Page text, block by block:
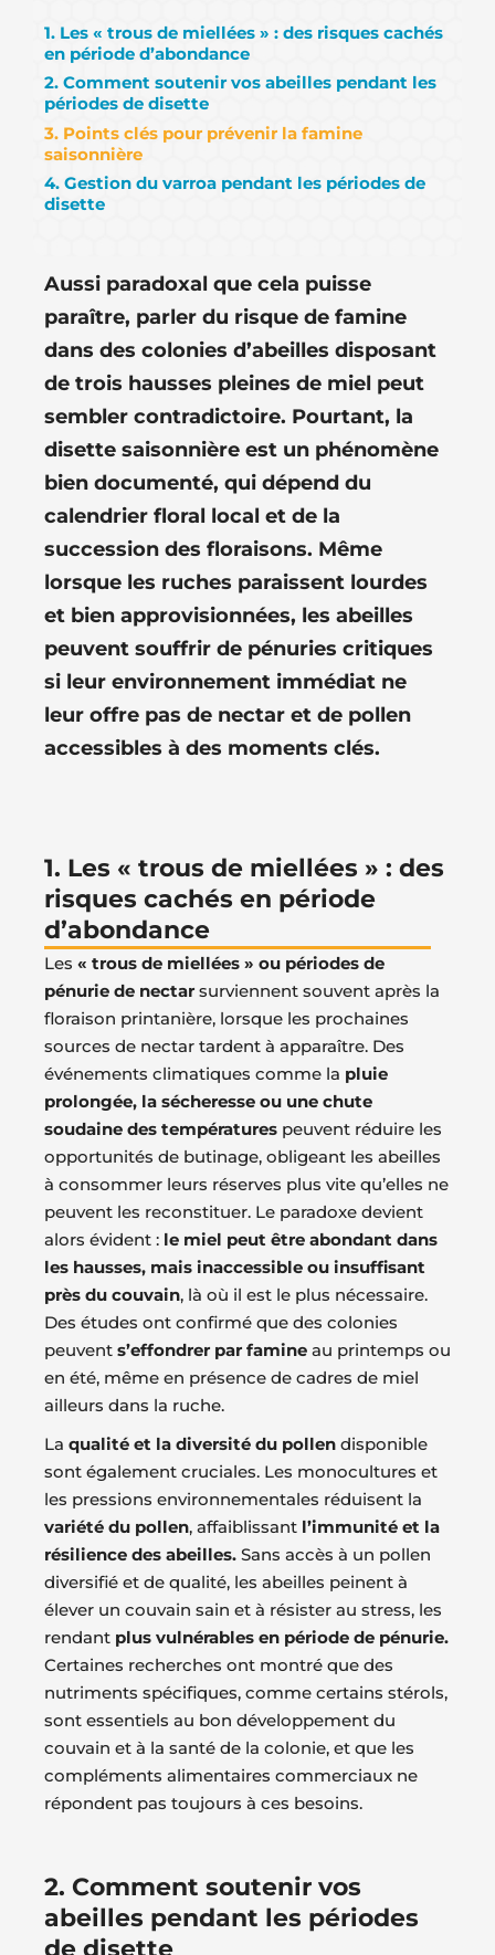
1. Les « trous de miellées » : des risques cachés
en période d’abondance
2. Comment soutenir vos abeilles pendant les
périodes de disette
3. Points clés pour prévenir la famine
saisonnière
4. Gestion du varroa pendant les périodes de
disette
Aussi paradoxal que cela puisse
paraître, parler du risque de famine
dans des colonies d’abeilles disposant
de trois hausses pleines de miel peut
sembler contradictoire. Pourtant, la
disette saisonnière est un phénomène
bien documenté, qui dépend du
calendrier floral local et de la
succession des floraisons. Même
lorsque les ruches paraissent lourdes
et bien approvisionnées, les abeilles
peuvent souffrir de pénuries critiques
si leur environnement immédiat ne
leur offre pas de nectar et de pollen
accessibles à des moments clés.
1. Les « trous de miellées » : des
risques cachés en période
d’abondance
Les « trous de miellées » ou périodes de
pénurie de nectar surviennent souvent après la
floraison printanière, lorsque les prochaines
sources de nectar tardent à apparaître. Des
événements climatiques comme la pluie
prolongée, la sécheresse ou une chute
soudaine des températures peuvent réduire les
opportunités de butinage, obligeant les abeilles
à consommer leurs réserves plus vite qu’elles ne
peuvent les reconstituer. Le paradoxe devient
alors évident : le miel peut être abondant dans
les hausses, mais inaccessible ou insuffisant
près du couvain, là où il est le plus nécessaire.
Des études ont confirmé que des colonies
peuvent s’effondrer par famine au printemps ou
en été, même en présence de cadres de miel
ailleurs dans la ruche.
La qualité et la diversité du pollen disponible
sont également cruciales. Les monocultures et
les pressions environnementales réduisent la
variété du pollen, affaiblissant l’immunité et la
résilience des abeilles. Sans accès à un pollen
diversifié et de qualité, les abeilles peinent à
élever un couvain sain et à résister au stress, les
rendant plus vulnérables en période de pénurie.
Certaines recherches ont montré que des
nutriments spécifiques, comme certains stérols,
sont essentiels au bon développement du
couvain et à la santé de la colonie, et que les
compléments alimentaires commerciaux ne
répondent pas toujours à ces besoins.
2. Comment soutenir vos
abeilles pendant les périodes
de disette